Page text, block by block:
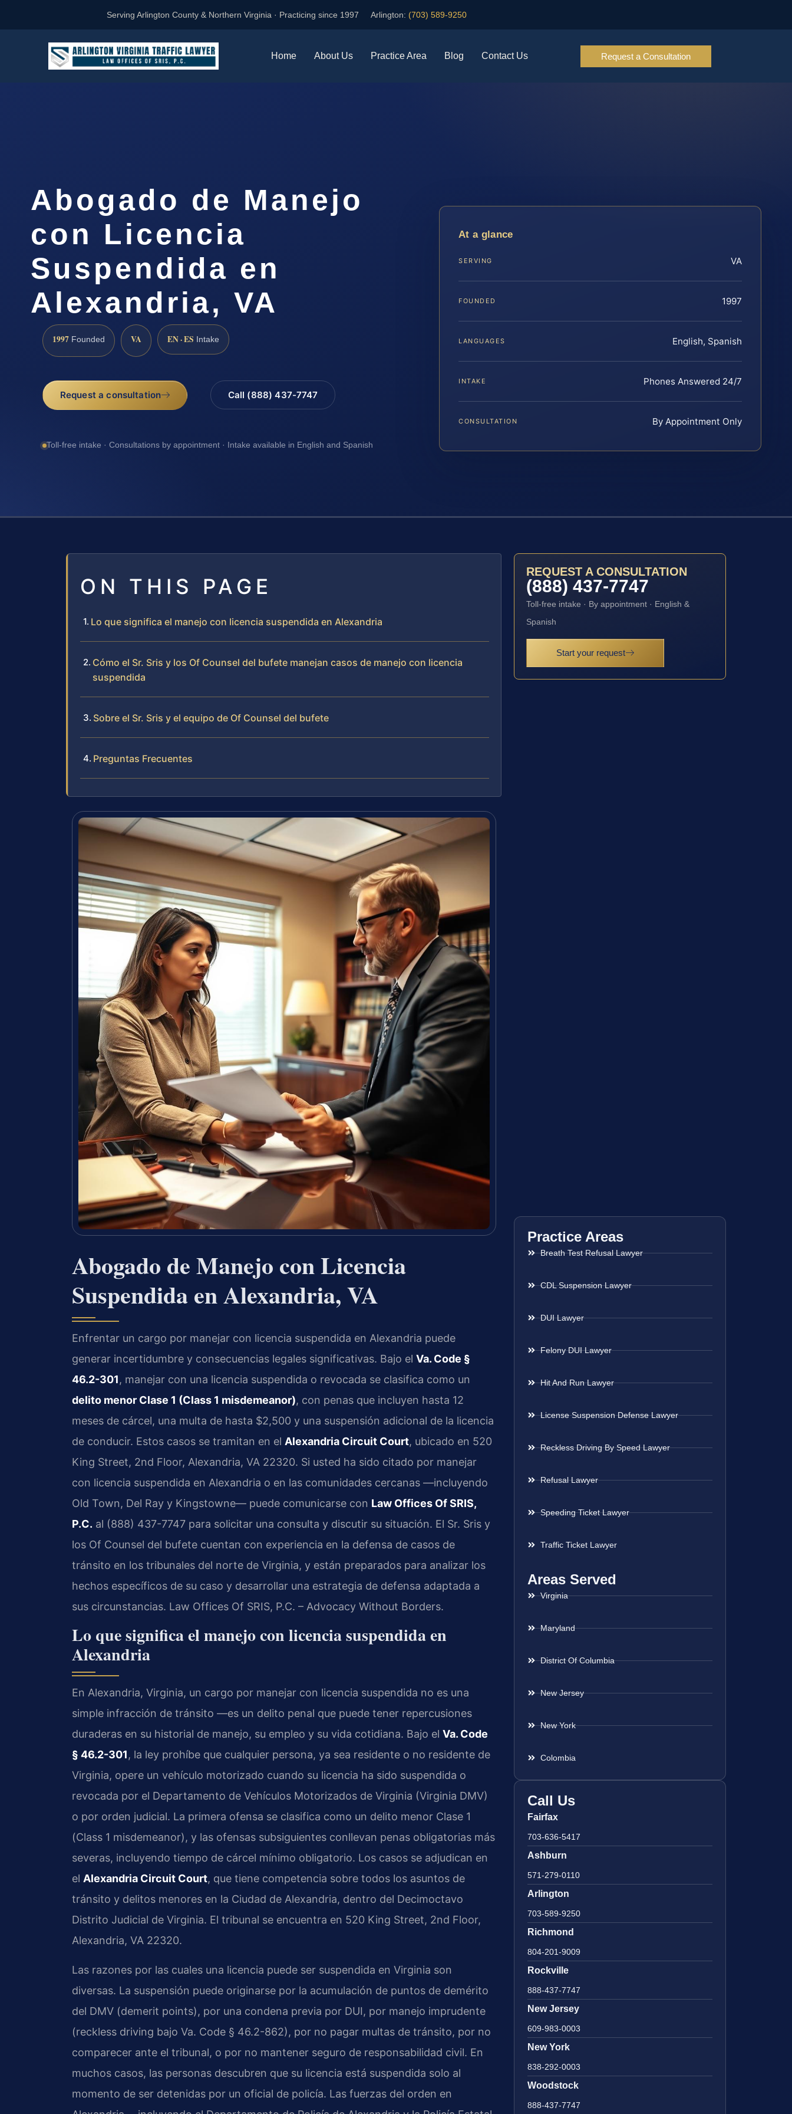
Serving Arlington County & Northern Virginia · Practicing since 1997 Arlington: (703) 589-9250
Home About Us Practice Area Blog Contact Us Request a Consultation
Abogado de Manejo
con Licencia
Suspendida en
Alexandria, VA
1997 Founded VA EN · ES Intake
Request a consultation Call (888) 437-7747
Toll-free intake · Consultations by appointment · Intake available in English and Spanish
At a glance
SERVING VA
FOUNDED 1997
LANGUAGES English, Spanish
INTAKE Phones Answered 24/7
CONSULTATION By Appointment Only
ON THIS PAGE
Lo que significa el manejo con licencia suspendida en Alexandria
Cómo el Sr. Sris y los Of Counsel del bufete manejan casos de manejo con licencia
suspendida
Sobre el Sr. Sris y el equipo de Of Counsel del bufete
Preguntas Frecuentes
Abogado de Manejo con Licencia
Suspendida en Alexandria, VA
Enfrentar un cargo por manejar con licencia suspendida en Alexandria puede
generar incertidumbre y consecuencias legales significativas. Bajo el Va. Code §
46.2-301, manejar con una licencia suspendida o revocada se clasifica como un
delito menor Clase 1 (Class 1 misdemeanor), con penas que incluyen hasta 12
meses de cárcel, una multa de hasta $2,500 y una suspensión adicional de la licencia
de conducir. Estos casos se tramitan en el Alexandria Circuit Court, ubicado en 520
King Street, 2nd Floor, Alexandria, VA 22320. Si usted ha sido citado por manejar
con licencia suspendida en Alexandria o en las comunidades cercanas —incluyendo
Old Town, Del Ray y Kingstowne— puede comunicarse con Law Offices Of SRIS,
P.C. al (888) 437-7747 para solicitar una consulta y discutir su situación. El Sr. Sris y
los Of Counsel del bufete cuentan con experiencia en la defensa de casos de
tránsito en los tribunales del norte de Virginia, y están preparados para analizar los
hechos específicos de su caso y desarrollar una estrategia de defensa adaptada a
sus circunstancias. Law Offices Of SRIS, P.C. – Advocacy Without Borders.
Lo que significa el manejo con licencia suspendida en
Alexandria
En Alexandria, Virginia, un cargo por manejar con licencia suspendida no es una
simple infracción de tránsito —es un delito penal que puede tener repercusiones
duraderas en su historial de manejo, su empleo y su vida cotidiana. Bajo el Va. Code
§ 46.2-301, la ley prohíbe que cualquier persona, ya sea residente o no residente de
Virginia, opere un vehículo motorizado cuando su licencia ha sido suspendida o
revocada por el Departamento de Vehículos Motorizados de Virginia (Virginia DMV)
o por orden judicial. La primera ofensa se clasifica como un delito menor Clase 1
(Class 1 misdemeanor), y las ofensas subsiguientes conllevan penas obligatorias más
severas, incluyendo tiempo de cárcel mínimo obligatorio. Los casos se adjudican en
el Alexandria Circuit Court, que tiene competencia sobre todos los asuntos de
tránsito y delitos menores en la Ciudad de Alexandria, dentro del Decimoctavo
Distrito Judicial de Virginia. El tribunal se encuentra en 520 King Street, 2nd Floor,
Alexandria, VA 22320.
Las razones por las cuales una licencia puede ser suspendida en Virginia son
diversas. La suspensión puede originarse por la acumulación de puntos de demérito
del DMV (demerit points), por una condena previa por DUI, por manejo imprudente
(reckless driving bajo Va. Code § 46.2-862), por no pagar multas de tránsito, por no
comparecer ante el tribunal, o por no mantener seguro de responsabilidad civil. En
muchos casos, las personas descubren que su licencia está suspendida solo al
momento de ser detenidas por un oficial de policía. Las fuerzas del orden en
REQUEST A CONSULTATION
(888) 437-7747
Toll-free intake · By appointment · English &
Spanish
Start your request
Practice Areas
Breath Test Refusal Lawyer
CDL Suspension Lawyer
DUI Lawyer
Felony DUI Lawyer
Hit And Run Lawyer
License Suspension Defense Lawyer
Reckless Driving By Speed Lawyer
Refusal Lawyer
Speeding Ticket Lawyer
Traffic Ticket Lawyer
Areas Served
Virginia
Maryland
District Of Columbia
New Jersey
New York
Colombia
Call Us
Fairfax
703-636-5417
Ashburn
571-279-0110
Arlington
703-589-9250
Richmond
804-201-9009
Rockville
888-437-7747
New Jersey
609-983-0003
New York
838-292-0003
Woodstock
888-437-7747